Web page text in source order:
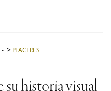
- PLACERES
historia visual